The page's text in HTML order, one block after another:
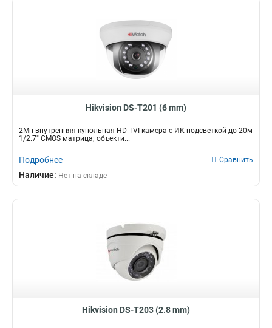
Hikvision DS-T201 (6 mm)
2Мп внутренняя купольная HD-TVI камера с ИК-подсветкой до 20м
1/2.7" CMOS матрица; объекти...
Подробнее Сравнить
Наличие: Нет на складе
Hikvision DS-T203 (2.8 mm)